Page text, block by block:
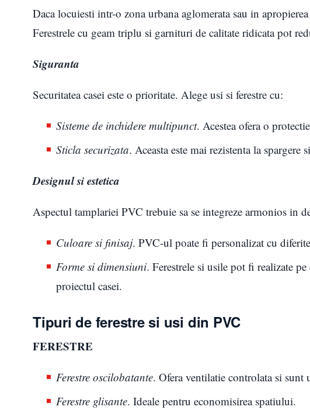
Daca locuiesti intr-o zona urbana aglomerata sau in
Ferestrele cu geam triplu si garnituri de calitate ridicata pot
Siguranta
Securitatea casei este o prioritate. Alege usi si ferestre cu:
Sisteme de inchidere multipunct. Acestea ofera o
Sticla securizata. Aceasta este mai rezistenta la
Designul si estetica
Aspectul tamplariei PVC trebuie sa se integreze armonios in
Culoare si finisaj. PVC-ul poate fi personalizat cu
Forme si dimensiuni. Ferestrele si usile pot fi realizate
proiectul casei.
Tipuri de ferestre si usi din PVC
FERESTRE
Ferestre oscilobatante. Ofera ventilatie controlata si sunt
Ferestre glisante. Ideale pentru economisirea spatiului.